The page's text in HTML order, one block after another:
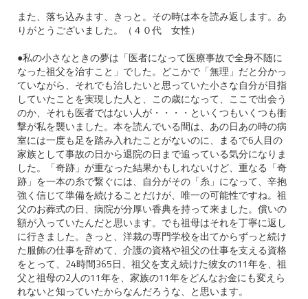
また、落ち込みます、きっと。その時は本を読み返します。あ
りがとうございました。（４０代 女性）
●私の小さなときの夢は「医者になって医療事故で全身不随に
なった祖父を治すこと」でした。どこかで「無理」だと分かっ
ていながら、それでも治したいと思っていた小さな自分が目指
していたことを実現した人と、この歳になって、ここで出会う
のか、それも医者ではない人が・・・・といくつもいくつも衝
撃が私を襲いました。本を読んでいる間は、あの日あの時の病
室には一度も足を踏み入れたことがないのに、まるで6人目の
家族として事故の日から退院の日まで追っている気分になりま
した。「奇跡」が重なった結果かもしれないけど、重なる「奇
跡」を一本の糸で繋ぐには、自分がその「糸」になって、辛抱
強く信じて準備を続けることだけが、唯一の可能性ですね。祖
父のお葬式の日、病院が分厚い香典を持って来ました。償いの
額が入っていたんだと思います。でも祖母はそれを丁寧に返し
に行きました。きっと、洋裁の専門学校を出てからずっと続け
た服飾の仕事を辞めて、介護の資格や祖父の仕事を支える資格
をとって、24時間365日、祖父を支え続けた彼女の11年を、祖
父と祖母の2人の11年を、家族の11年をどんなお金にも変えら
れないと知っていたからなんだろうな、と思います。